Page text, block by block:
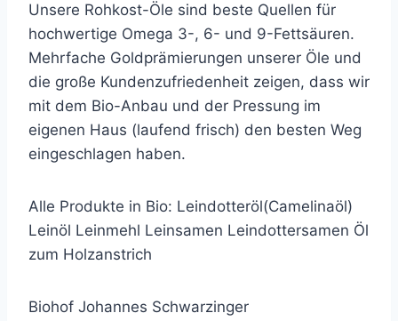
Unsere Rohkost-Öle sind beste Quellen für
hochwertige Omega 3-, 6- und 9-Fettsäuren.
Mehrfache Goldprämierungen unserer Öle und
die große Kundenzufriedenheit zeigen, dass wir
mit dem Bio-Anbau und der Pressung im
eigenen Haus (laufend frisch) den besten Weg
eingeschlagen haben.
Alle Produkte in Bio: Leindotteröl(Camelinaöl)
Leinöl Leinmehl Leinsamen Leindottersamen Öl
zum Holzanstrich
Biohof Johannes Schwarzinger